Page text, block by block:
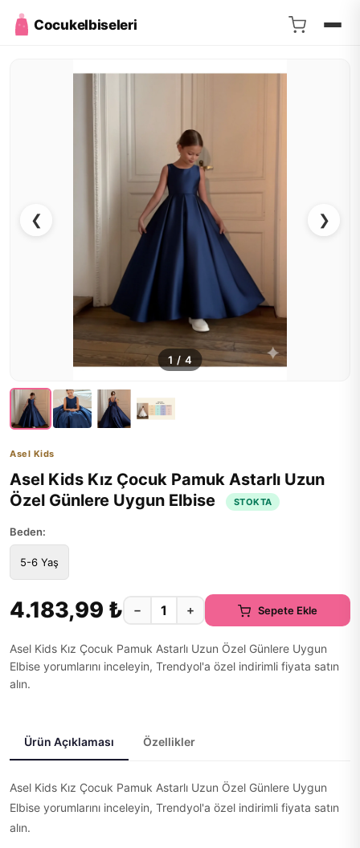
Cocukelbiseleri
❮ ❯
1 / 4
Asel Kids
Asel Kids Kız Çocuk Pamuk Astarlı Uzun
Özel Günlere Uygun Elbise
STOKTA
Beden:
5-6 Yaş
4.183,99 ₺ − + Sepete Ekle
Asel Kids Kız Çocuk Pamuk Astarlı Uzun Özel Günlere Uygun
Elbise yorumlarını inceleyin, Trendyol'a özel indirimli fiyata satın
alın.
Ürün Açıklaması Özellikler
Asel Kids Kız Çocuk Pamuk Astarlı Uzun Özel Günlere Uygun
Elbise yorumlarını inceleyin, Trendyol'a özel indirimli fiyata satın
alın.